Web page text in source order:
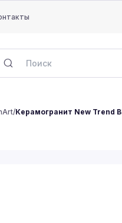
/Керамогранит New Trend